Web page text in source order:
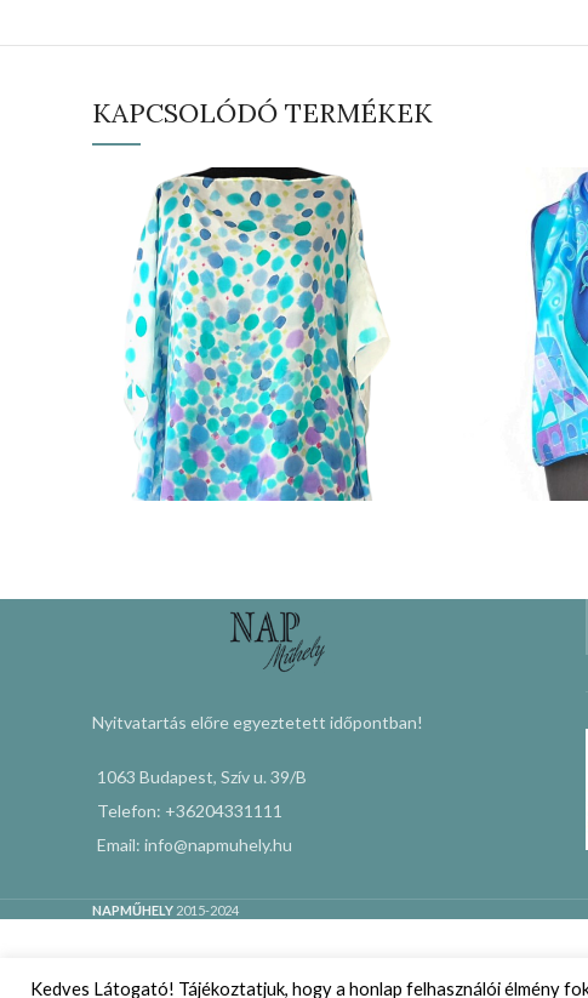
KAPCSOLÓDÓ TERMÉKEK
Nyitvatartás előre egyeztetett időpontban!
1063 Budapest, Szív u. 39/B
Telefon: +36204331111
Email: info@napmuhely.hu
NAPMŰHELY 2015-2024
Kedves Látogató! Tájékoztatjuk, hogy a honlap felhasználói élmény